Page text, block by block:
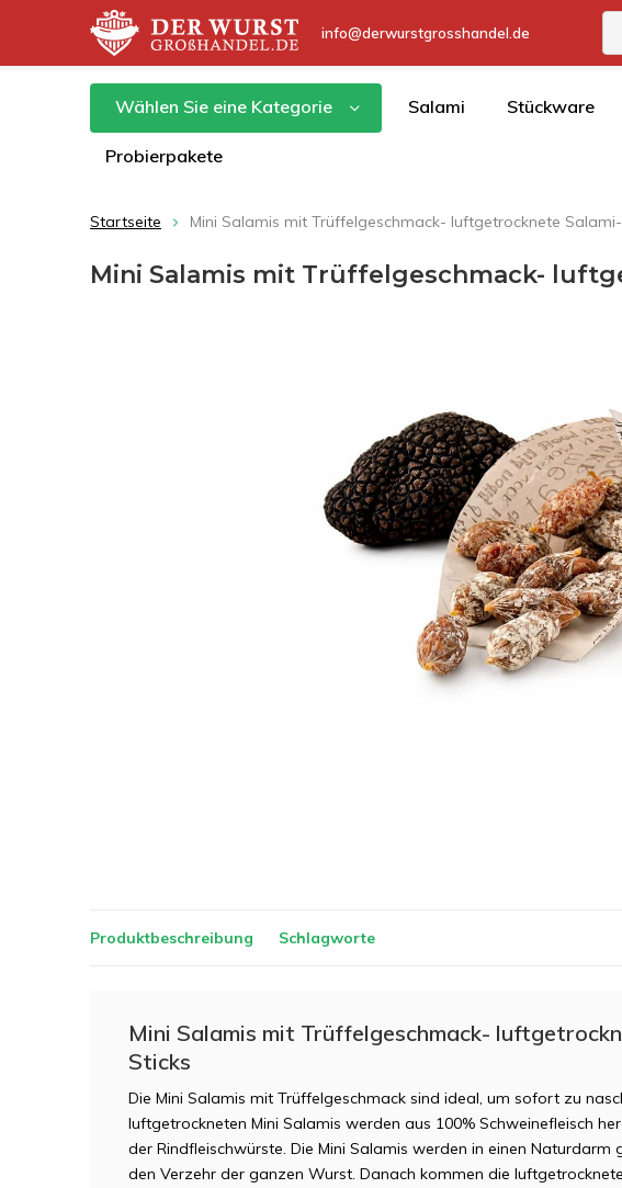
info@derwurstgrosshandel.de
Wählen Sie eine Kategorie Salami Stückware
Probierpakete
Startseite Mini Salamis mit Trüffelgeschmack- luftgetrocknete
Mini Salamis mit Trüffelgeschmack-
Produktbeschreibung Schlagworte
Mini Salamis mit Trüffelgeschmack-
Sticks
Die Mini Salamis mit Trüffelgeschmack sind ideal, um sofort zu
luftgetrockneten Mini Salamis werden aus 100% Schweinefleisch
der Rindfleischwürste. Die Mini Salamis werden in einen Naturdarm
den Verzehr der ganzen Wurst. Danach kommen die